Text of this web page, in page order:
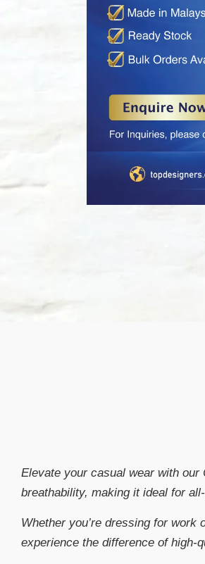
Elevate your casual wear with
breathability, making it ideal for
Whether you’re dressing for
experience the difference of high-